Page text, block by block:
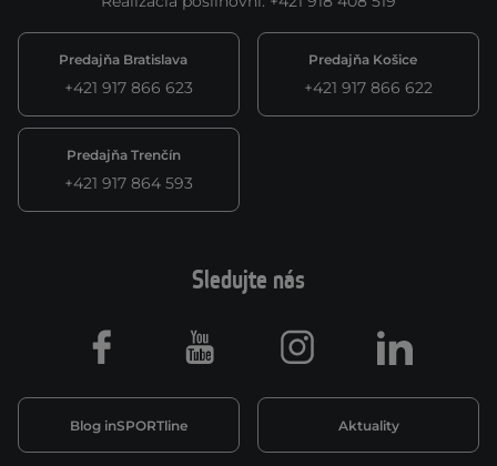
Predajňa Bratislava
+421 917 866 623
Predajňa Košice
+421 917 866 622
Predajňa Trenčín
+421 917 864 593
Sledujte nás
Blog inSPORTline Aktuality
Facebook Youtube Instagram LinkedIn